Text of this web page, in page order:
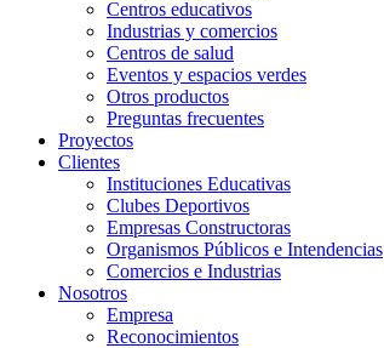
Centros educativos
Industrias y comercios
Centros de salud
Eventos y espacios verdes
Otros productos
Preguntas frecuentes
Proyectos
Clientes
Instituciones Educativas
Clubes Deportivos
Empresas Constructoras
Organismos Públicos e Intendencias
Comercios e Industrias
Nosotros
Empresa
Reconocimientos